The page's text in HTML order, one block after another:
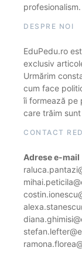
DESPRE NOI
EduPedu.ro
exclusiv
Urmărim
cum face
îi formează pe
care trăim
CONTACT
Adrese e-mail